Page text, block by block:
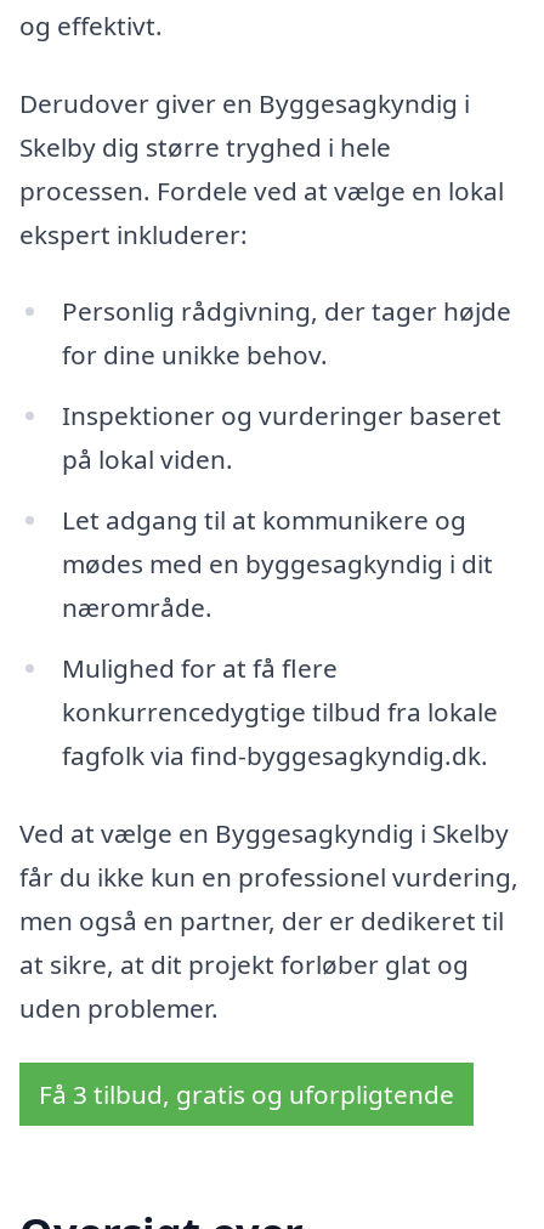
og effektivt.
Derudover giver en Byggesagkyndig i
Skelby dig større tryghed i hele
processen. Fordele ved at vælge en lokal
ekspert inkluderer:
Personlig rådgivning, der tager højde
for dine unikke behov.
Inspektioner og vurderinger baseret
på lokal viden.
Let adgang til at kommunikere og
mødes med en byggesagkyndig i dit
nærområde.
Mulighed for at få flere
konkurrencedygtige tilbud fra lokale
fagfolk via find-byggesagkyndig.dk.
Ved at vælge en Byggesagkyndig i Skelby
får du ikke kun en professionel vurdering,
men også en partner, der er dedikeret til
at sikre, at dit projekt forløber glat og
uden problemer.
Få 3 tilbud, gratis og uforpligtende